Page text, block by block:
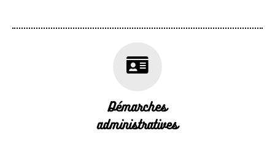
Démarches
administratives